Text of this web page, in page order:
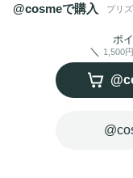
肌にそして頬に描き
彩り、はつらつとし
美しさを高い解像度
@cosmeで購入 プリ
ポ
1,500